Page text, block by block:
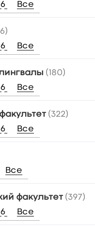
6 Все
6 Все
(180)
6 Все
(322)
6 Все
Все
факультет (397)
6 Все